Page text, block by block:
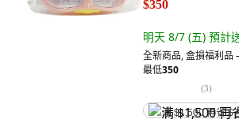
$350
明天 8/7 (五) 預計
全新商品,盒損福利品
最低350
(3)
满 $1,500 再省